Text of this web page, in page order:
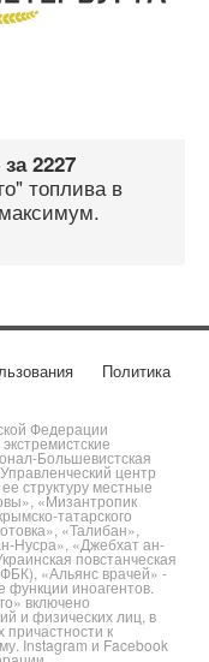
2227
топлива в
Политика
Федерации
Большевистская
центр
структуру местные
«Мизантропик
татарского
«Талибан»,
Нусра», «Джебхат ан-
повстанческая
«Альянс врачей» -
иноагентов.
включено
и физических лиц, в
к
Instagram и Facebook